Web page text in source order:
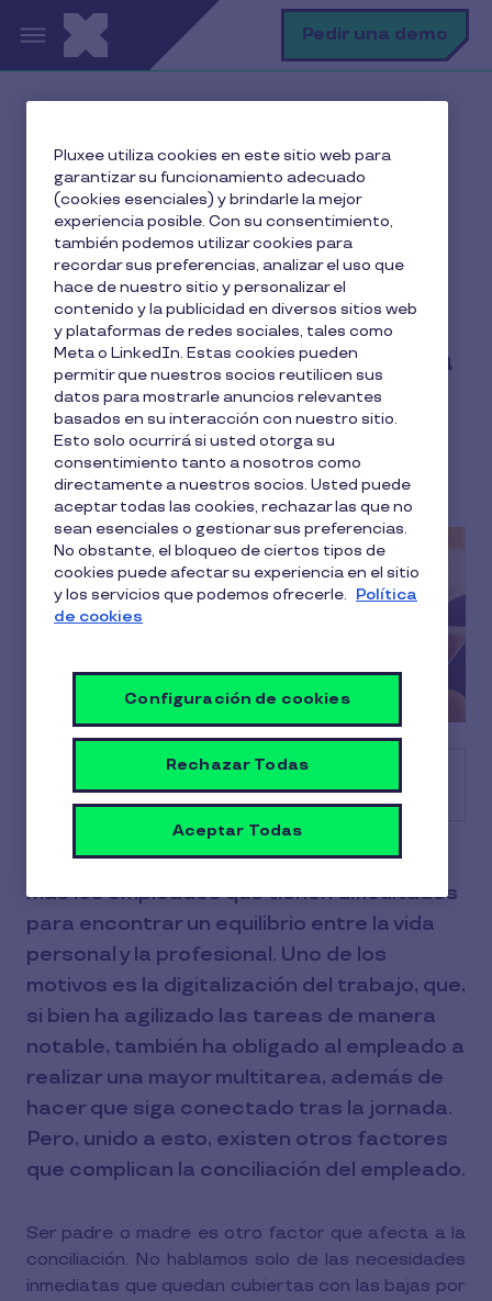
Pasar al contenido principal Pedir una demo
Conciliación
¿Qué es y qué beneficios tiene el cheque guardería en
la pequeña empresa o PyME?
¿Qué es y qué beneficios
tiene el cheque guardería
en la pequeña empresa o
PyME?
4 min de lectura 3 Junio 2025
Tabla de contenido
En el mundo laboral actual son cada vez
más los empleados que tienen dificultades
para encontrar un equilibrio entre la vida
personal y la profesional. Uno de los
motivos es la digitalización del trabajo, que,
si bien ha agilizado las tareas de manera
notable, también ha obligado al empleado a
realizar una mayor multitarea, además de
hacer que siga conectado tras la jornada.
Pero, unido a esto, existen otros factores
que complican la conciliación del empleado.
Ser padre o madre es otro factor que afecta a la
conciliación. No hablamos solo de las necesidades
inmediatas que quedan cubiertas con las bajas por
Pluxee utiliza cookies en este sitio web para
garantizar su funcionamiento adecuado
(cookies esenciales) y brindarle la mejor
experiencia posible. Con su consentimiento,
también podemos utilizar cookies para
recordar sus preferencias, analizar el uso que
hace de nuestro sitio y personalizar el
contenido y la publicidad en diversos sitios web
y plataformas de redes sociales, tales como
Meta o LinkedIn. Estas cookies pueden
permitir que nuestros socios reutilicen sus
datos para mostrarle anuncios relevantes
basados en su interacción con nuestro sitio.
Esto solo ocurrirá si usted otorga su
consentimiento tanto a nosotros como
directamente a nuestros socios. Usted puede
aceptar todas las cookies, rechazar las que no
sean esenciales o gestionar sus preferencias.
No obstante, el bloqueo de ciertos tipos de
cookies puede afectar su experiencia en el sitio
y los servicios que podemos ofrecerle. Política
de cookies
Configuración de cookies
Rechazar Todas
Aceptar Todas